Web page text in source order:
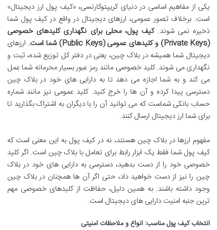
یکی از مفاهیم اساسی در دنیای کریپتوکارنسی، «کیف پول ارز دیجیتال»
است. برخلاف تصور عمومی، ارزهای دیجیتال در واقع در کیف پول شما
ذخیره نمی شوند.کیف پول، محلی برای نگهداری کلیدهای خصوصی
(Private Keys) و کلیدهای عمومی (Public Keys) شما است.
ارزهای
دیجیتال شما همیشه در بلاک چین، یعنی در دفتر کل توزیع شده، ثبت و
نگهداری می شوند. کلید خصوصی مانند رمز عبور بسیار محرمانه شما عمل
می کند و به شما اجازه می دهد تا به دارایی های خود در بلاک چین
دسترسی پیدا کرده و آن ها را خرج کنید. کلید عمومی نیز مانند شماره
حساب بانکی شماست که می توانید آن را با دیگران به اشتراک بگذارید تا
برای شما ارز دیجیتال ارسال کنند.
مفهوم ارزها در بلاک چین هستند، نه در کیف پول به این معنی است که
کیف پول شما فقط یک ابزار رابط برای تعامل با بلاک چین است. اگر کلید
خصوصی خود را از دست بدهید، دسترسی به دارایی های خود در بلاک
چین را نیز از دست خواهید داد، حتی اگر آن ها همچنان در بلاک چین
وجود داشته باشند. به همین دلیل، حفاظت از کلیدهای خصوصی مهم
ترین جنبه امنیت دارایی های دیجیتال است.
انتخاب کیف پول مناسب: انواع و ملاحظات امنیتی